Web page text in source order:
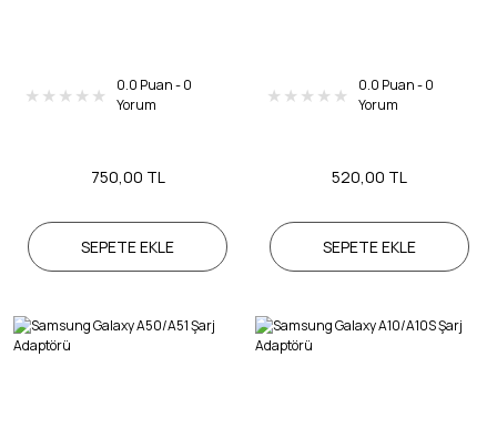
0.0 Puan - 0
Yorum
750,00 TL
SEPETE EKLE
0.0 Puan - 0
Yorum
520,00 TL
SEPETE EKLE